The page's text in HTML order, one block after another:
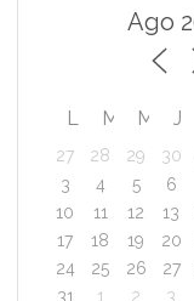
L M M J
27 28 29 30
3
4 5 6
10
11 12 13
17
18 19 20
24
25 26 27
31
1 2 3